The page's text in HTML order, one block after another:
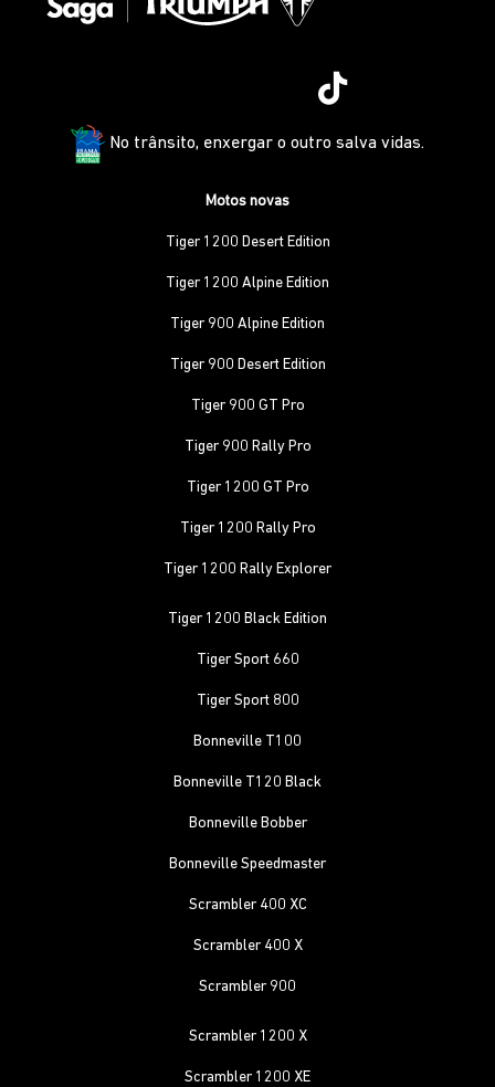
No trânsito, enxergar o outro salva vidas.
Motos novas
Tiger 1200 Desert Edition
Tiger 1200 Alpine Edition
Tiger 900 Alpine Edition
Tiger 900 Desert Edition
Tiger 900 GT Pro
Tiger 900 Rally Pro
Tiger 1200 GT Pro
Tiger 1200 Rally Pro
Tiger 1200 Rally Explorer
Tiger 1200 Black Edition
Tiger Sport 660
Tiger Sport 800
Bonneville T100
Bonneville T120 Black
Bonneville Bobber
Bonneville Speedmaster
Scrambler 400 XC
Scrambler 400 X
Scrambler 900
Scrambler 1200 X
Scrambler 1200 XE